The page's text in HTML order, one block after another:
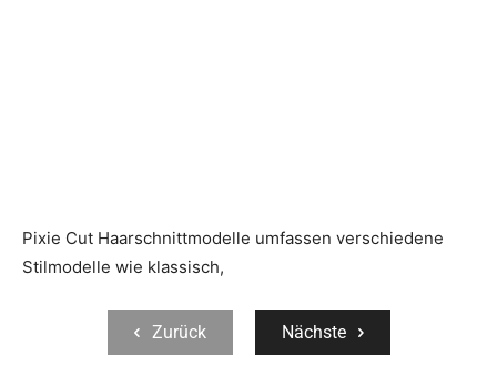
Pixie Cut Haarschnittmodelle umfassen verschiedene
Stilmodelle wie klassisch,
Zurück Nächste